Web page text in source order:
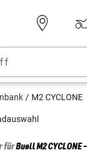
M2 CYCLONE
fürBuellM2 CYCLONE